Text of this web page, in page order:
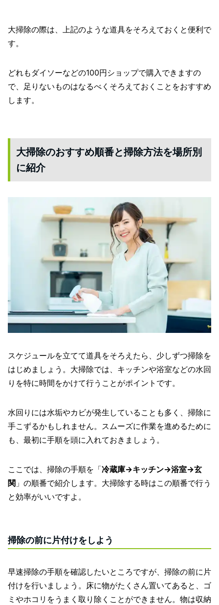
大掃除の際は、上記のような道具をそろえておくと便利で
す。
どれもダイソーなどの100円ショップで購入できますの
で、足りないものはなるべくそろえておくことをおすすめ
します。
大掃除のおすすめ順番と掃除方法を場所別
に紹介
スケジュールを立てて道具をそろえたら、少しずつ掃除を
はじめましょう。大掃除では、キッチンや浴室などの水回
りを特に時間をかけて行うことがポイントです。
水回りには水垢やカビが発生していることも多く、掃除に
手こずるかもしれません。スムーズに作業を進めるために
も、最初に手順を頭に入れておきましょう。
ここでは、掃除の手順を「冷蔵庫→キッチン→浴室→玄
関 」の順番で紹介します。大掃除する時はこの順番で行う
と効率がいいですよ。
掃除の前に片付けをしよう
早速掃除の手順を確認したいところですが、掃除の前に片
付けを行いましょう。床に物がたくさん置いてあると、ゴ
ミやホコリをうまく取り除くことができません。物は収納